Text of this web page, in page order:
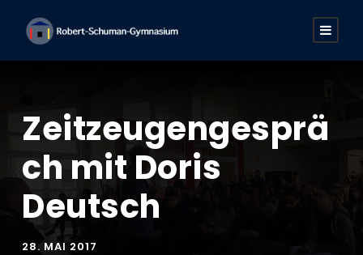
Zeitzeugengesprä
ch mit Doris
Deutsch
28. MAI 2017